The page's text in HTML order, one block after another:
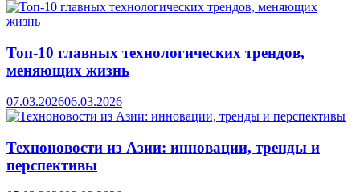
Топ-10 главных технологических трендов,
меняющих жизнь
07.03.202606.03.2026
Техноновости из Азии: инновации, тренды и
перспективы